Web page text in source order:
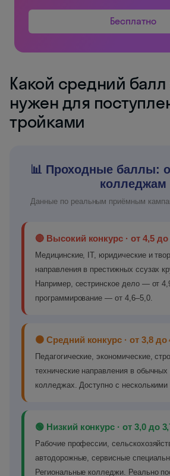
Бесплатно
Какой средний балл
нужен для
тройками
📊 Проходные баллы:
колледжам
Данные по реальным приёмным
🔴 Высокий конкурс · от 4,5 до
Медицинские, IT, юридические и
направления в престижных ссузах
Например, сестринское дело — от
программирование — от 4,6–5,0.
🟠 Средний конкурс · от 3,8 до
Педагогические, экономические,
технические направления в обычных
колледжах. Доступно с несколькими
🟢 Низкий конкурс · от 3,0 до
Рабочие профессии,
автодорожные, сервисные
Региональные колледжи. Реально